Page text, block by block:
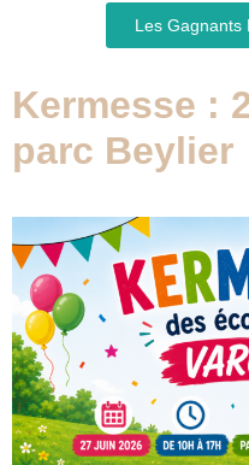
Les Gagnants
Kermesse :
parc Beylier